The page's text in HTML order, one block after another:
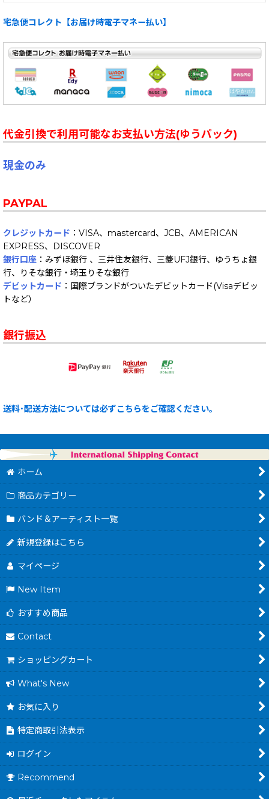
宅急便コレクト【お届け時電子マネー払い】
代金引換で利用可能なお支払い方法(ゆうパック)
現金のみ
PAYPAL
クレジットカード ：VISA、mastercard、JCB、AMERICAN
EXPRESS、DISCOVER
銀行口座 ：みずほ銀行 、三井住友銀行、三菱UFJ銀行、ゆうちょ銀
行、りそな銀行・埼玉りそな銀行
デビットカード ：国際ブランドがついたデビットカード(Visaデビッ
トなど）
銀行振込
送料･配送方法については必ずこちらをご確認ください。
ホーム
商品カテゴリー
バンド＆アーティスト一覧
新規登録はこちら
マイページ
New Item
おすすめ商品
Contact
ショッピングカート
What's New
お気に入り
特定商取引法表示
ログイン
Recommend